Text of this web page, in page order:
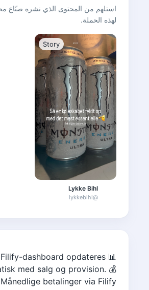
استلهم من المحتوى الذي نشره صنّاع
لهذه الحملة.
Story
Lykke Bihl
@
lykkebihl
Filify-dashboard opdateres
med salg og provision. 💰
betalinger via Filify